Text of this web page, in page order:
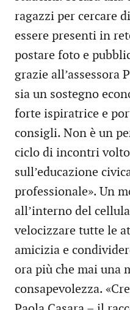
ragazzi per cercare
essere presenti in
postare foto e
grazie all’assessora
sia un sostegno
forte ispiratrice e
consigli. Non è un
ciclo di incontri
sull’educazione
professionale». Un
all’interno del
velocizzare tutte le
amicizia e
ora più che mai una
consapevolezza.